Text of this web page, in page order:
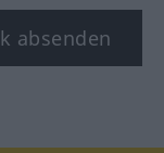
absenden